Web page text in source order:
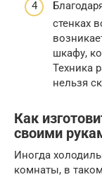
стенках
шкафу,
Техника
нельзя
Как
своими
Иногда
комнаты, в